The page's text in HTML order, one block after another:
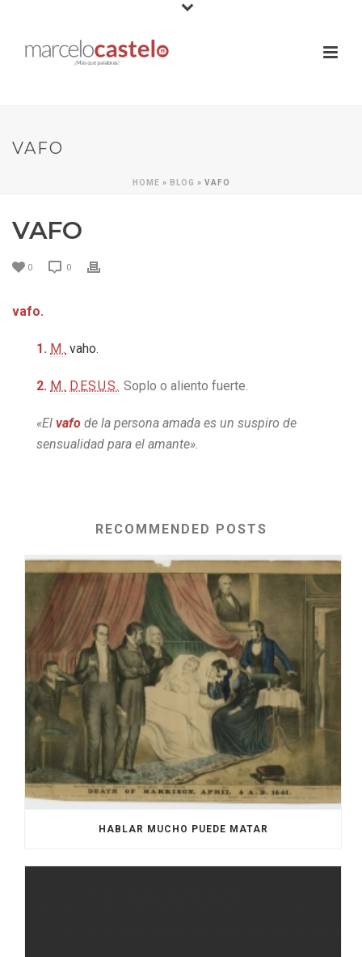
VAFO
HOME » BLOG » VAFO
VAFO
0 0
vafo.
1. M. vaho.
2. M. DESUS. Soplo o aliento fuerte.
«El vafo de la persona amada es un suspiro de
sensualidad para el amante».
RECOMMENDED POSTS
HABLAR MUCHO PUEDE MATAR